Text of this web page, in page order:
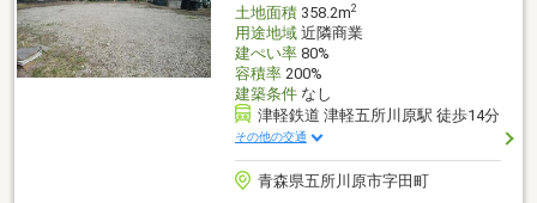
土地面積358.2m2
用途地域近隣商業
建ぺい率80%
容積率200%
建築条件なし
津軽鉄道 津軽五所川原駅 徒歩14分
その他の交通
青森県五所川原市字田町